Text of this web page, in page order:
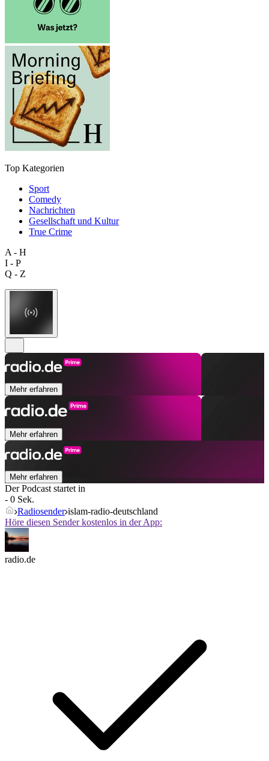
Top Kategorien
Sport
Comedy
Nachrichten
Gesellschaft und Kultur
True Crime
A - H
I - P
Q - Z
Mehr erfahren
Mehr erfahren
Mehr erfahren
Der Podcast startet in
- 0 Sek.
Radiosender islam-radio-deutschland
Höre diesen Sender kostenlos in der App:
radio.de